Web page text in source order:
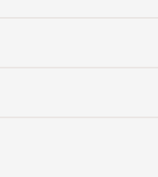
и
стоимости заказа и